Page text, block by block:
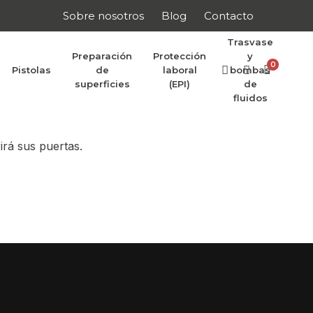
Sobre nosotros Blog Contacto
Pistolas
Preparación
de
superficies
Protección
laboral
(EPI)
Trasvase
y
bombas
de
fluidos
0
anunciar
sus puertas.